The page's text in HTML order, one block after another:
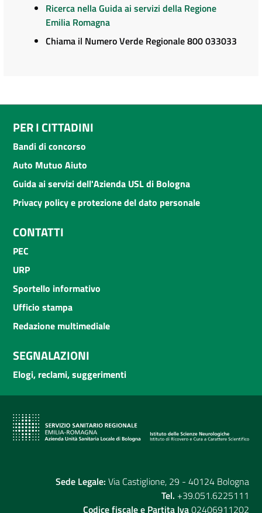
Ricerca nella Guida ai servizi della Regione
Emilia Romagna
Chiama il Numero Verde Regionale 800 033033
PER I CITTADINI
Bandi di concorso
Auto Mutuo Aiuto
Guida ai servizi dell'Azienda USL di Bologna
Privacy policy e protezione del dato personale
CONTATTI
PEC
URP
Sportello informativo
Ufficio stampa
Redazione multimediale
SEGNALAZIONI
Elogi, reclami, suggerimenti
Sede Legale: Via Castiglione, 29 - 40124 Bologna
Tel. +39.051.6225111
Codice fiscale e Partita Iva02406911202